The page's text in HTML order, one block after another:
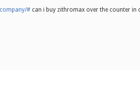
#can i buy zithromax over the counter in